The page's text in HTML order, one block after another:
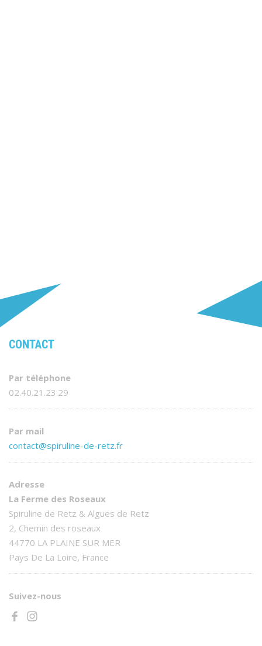
CONTACT
Par téléphone
02.40.21.23.29
Par mail
contact@spiruline-de-retz.fr
Adresse
La Ferme des Roseaux
Spiruline de Retz & Algues de Retz
2, Chemin des roseaux
44770 LA PLAINE SUR MER
Pays De La Loire, France
Suivez-nous